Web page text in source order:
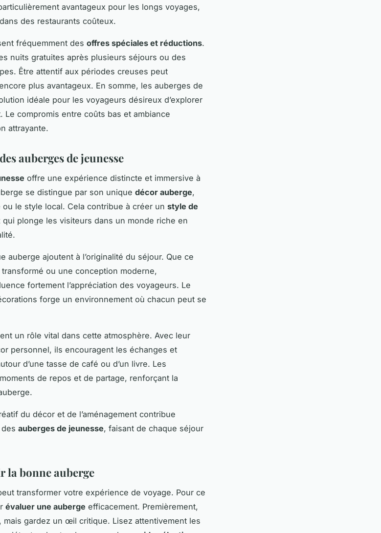
avantageux pour les longs voyages,
des restaurants coûteux.
fréquemment des offres spéciales et réductions.
nuits gratuites après plusieurs séjours ou des
Être attentif aux périodes creuses peut
plus avantageux. En somme, les auberges de
idéale pour les voyageurs désireux d’explorer
Le compromis entre coûts bas et ambiance
attrayante.
auberges de jeunesse
offre une expérience distincte et immersive à
se distingue par son unique décor auberge,
le style local. Cela contribue à créer un style de
qui plonge les visiteurs dans un monde riche en
auberge ajoutent à l’originalité du séjour. Que ce
ou une conception moderne,
fortement l’appréciation des voyageurs. Le
forge un environnement où chacun peut se
un rôle vital dans cette atmosphère. Avec leur
personnel, ils encouragent les échanges et
d’une tasse de café ou d’un livre. Les
de repos et de partage, renforçant la
du décor et de l’aménagement contribue
auberges de jeunesse, faisant de chaque séjour
la bonne auberge
transformer votre expérience de voyage. Pour ce
évaluer une auberge efficacement. Premièrement,
, mais gardez un œil critique. Lisez attentivement les